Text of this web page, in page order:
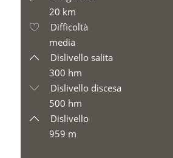
20 km
Difficoltà
media
Dislivello salita
300 hm
Dislivello discesa
500 hm
Dislivello
959 m